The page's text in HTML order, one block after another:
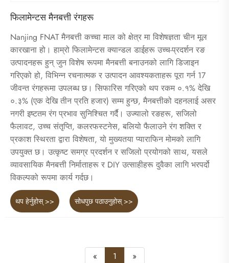
फिलामेन्टस मैनबत्ती रंगहरू
Nanjing FNAT मैनबत्ती कच्चा माल को क्षेत्र मा विशेषज्ञता चीन मूल
कारखाना हो। हाम्रो फिलामेन्टस क्यान्डल डाईहरू उच्च-प्रदर्शन रङ
उत्पादनहरू हुन् जुन विशेष रूपमा मैनबत्ती बनाउनको लागि डिजाइन
गरिएको हो, विभिन्न रचनात्मक र उत्पादन आवश्यकताहरू पूरा गर्न 17
जीवन्त रंगहरूमा उपलब्ध छ। सिफारिस गरिएको थप रकम ०.१% देखि
०.३% (एक देखि तीन प्रति हजार) सम्म हुन्छ, मैनबत्तीको दहनलाई असर
नगरी इष्टतम रंग प्रभाव सुनिश्चित गर्दै। उज्यालो रङहरू, सजिलो
फैलावट, उच्च संतृप्ति, कलरफस्टनेस, बलियो फैलाउने रंग शक्ति र
प्रकाश स्थिरता द्वारा विशेषता, यो मुख्यतया प्याराफिन मोमको लागि
उपयुक्त छ। उत्कृष्ट समग्र प्रदर्शन र सजिलो प्रयोगको साथ, यसले
व्यावसायिक मैनबत्ती निर्माताहरू र DIY उत्साहीहरू दुवैका लागि भरपर्दो
विकल्पको रूपमा कार्य गर्दछ।
थप हेर्नुहोस् >> सोधपुछ पठाउनुहोस् >>
« 1 »